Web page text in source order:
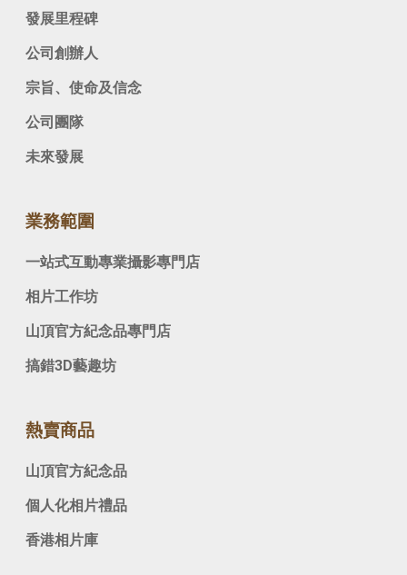
發展里程碑
公司創辦人
宗旨、使命及信念
公司團隊
未來發展
業務範圍
一站式互動專業攝影專門店
相片工作坊
山頂官方紀念品專門店
搞錯3D藝趣坊
熱賣商品
山頂官方紀念品
個人化相片禮品
香港相片庫